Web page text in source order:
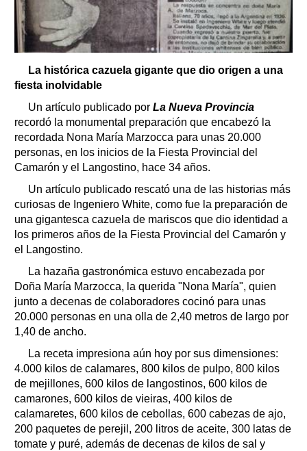
La histórica cazuela gigante que dio origen a una
fiesta inolvidable
Un artículo publicado por La Nueva Provincia
recordó la monumental preparación que encabezó la
recordada Nona María Marzocca para unas 20.000
personas, en los inicios de la Fiesta Provincial del
Camarón y el Langostino, hace 34 años.
Un artículo publicado rescató una de las historias más
curiosas de Ingeniero White, como fue la preparación de
una gigantesca cazuela de mariscos que dio identidad a
los primeros años de la Fiesta Provincial del Camarón y
el Langostino.
La hazaña gastronómica estuvo encabezada por
Doña María Marzocca, la querida "Nona María", quien
junto a decenas de colaboradores cocinó para unas
20.000 personas en una olla de 2,40 metros de largo por
1,40 de ancho.
La receta impresiona aún hoy por sus dimensiones:
4.000 kilos de calamares, 800 kilos de pulpo, 800 kilos
de mejillones, 600 kilos de langostinos, 600 kilos de
camarones, 600 kilos de vieiras, 400 kilos de
calamaretes, 600 kilos de cebollas, 600 cabezas de ajo,
200 paquetes de perejil, 200 litros de aceite, 300 latas de
tomate y puré, además de decenas de kilos de sal y